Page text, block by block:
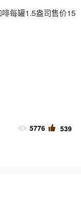
每罐1.5盎司售价15
5776 539